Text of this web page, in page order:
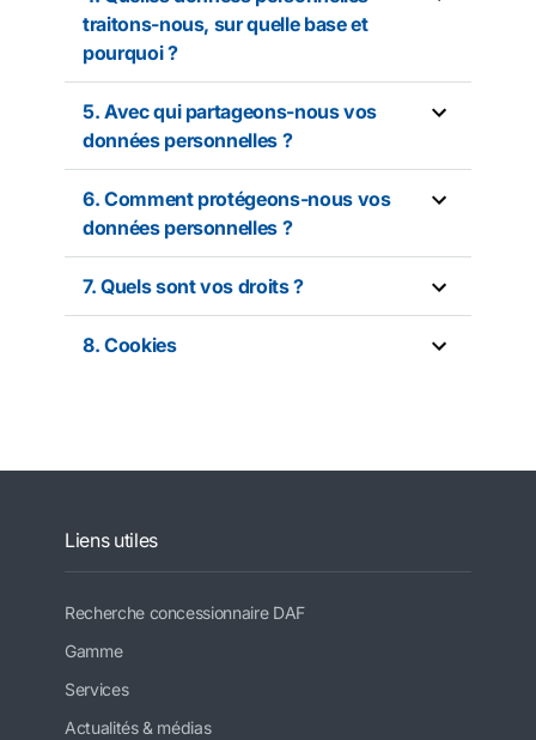
traitons-nous, sur quelle base et
pourquoi ?
5. Avec qui partageons-nous vos
données personnelles ?
6. Comment protégeons-nous vos
données personnelles ?
7. Quels sont vos droits ?
8. Cookies
Liens utiles
Recherche concessionnaire DAF
Gamme
Services
Actualités & médias